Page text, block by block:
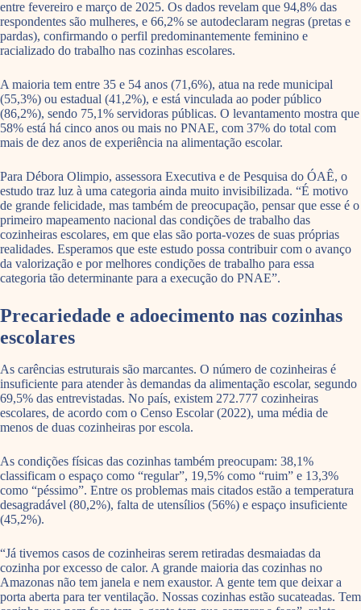
entre fevereiro e março de 2025. Os dados revelam que 94,8% das
respondentes são mulheres, e 66,2% se autodeclaram negras (pretas e
pardas), confirmando o perfil predominantemente feminino e
racializado do trabalho nas cozinhas escolares.
A maioria tem entre 35 e 54 anos (71,6%), atua na rede municipal
(55,3%) ou estadual (41,2%), e está vinculada ao poder público
(86,2%), sendo 75,1% servidoras públicas. O levantamento mostra que
58% está há cinco anos ou mais no PNAE, com 37% do total com
mais de dez anos de experiência na alimentação escolar.
Para Débora Olimpio, assessora Executiva e de Pesquisa do ÓAÊ, o
estudo traz luz à uma categoria ainda muito invisibilizada. “É motivo
de grande felicidade, mas também de preocupação, pensar que esse é o
primeiro mapeamento nacional das condições de trabalho das
cozinheiras escolares, em que elas são porta-vozes de suas próprias
realidades. Esperamos que este estudo possa contribuir com o avanço
da valorização e por melhores condições de trabalho para essa
categoria tão determinante para a execução do PNAE”.
Precariedade e adoecimento nas cozinhas
escolares
As carências estruturais são marcantes. O número de cozinheiras é
insuficiente para atender às demandas da alimentação escolar, segundo
69,5% das entrevistadas. No país, existem 272.777 cozinheiras
escolares, de acordo com o Censo Escolar (2022), uma média de
menos de duas cozinheiras por escola.
As condições físicas das cozinhas também preocupam: 38,1%
classificam o espaço como “regular”, 19,5% como “ruim” e 13,3%
como “péssimo”. Entre os problemas mais citados estão a temperatura
desagradável (80,2%), falta de utensílios (56%) e espaço insuficiente
(45,2%).
“Já tivemos casos de cozinheiras serem retiradas desmaiadas da
cozinha por excesso de calor. A grande maioria das cozinhas no
Amazonas não tem janela e nem exaustor. A gente tem que deixar a
porta aberta para ter ventilação. Nossas cozinhas estão sucateadas. Tem